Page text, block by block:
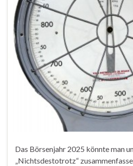
Das Börsenjahr 2025 könnte man
„Nichtsdestotrotz“